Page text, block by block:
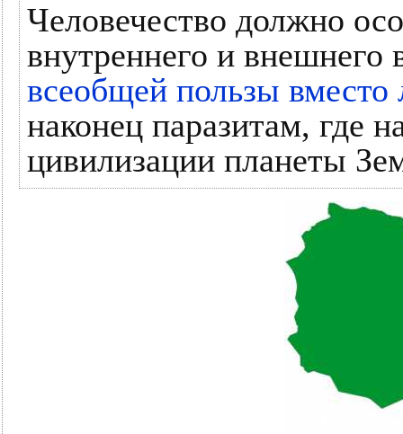
Человечество должно
внутреннего и внешнего
всеобщей пользы
наконец паразитам, где
цивилизации планеты